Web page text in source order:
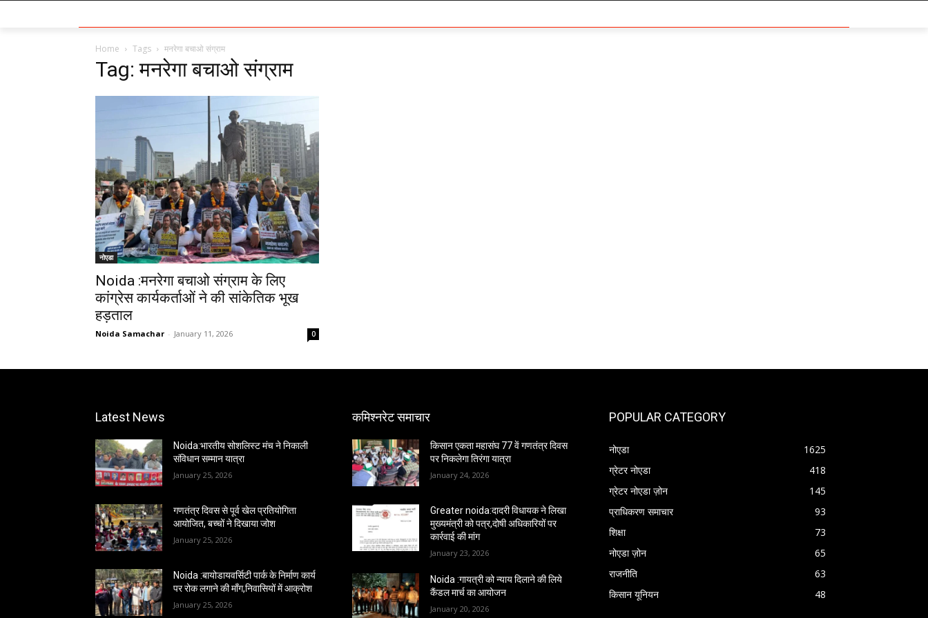
Home Tags मनरेगा बचाओ संग्राम
Tag: मनरेगा बचाओ संग्राम
नोएडा
Noida :मनरेगा बचाओ संग्राम के लिए
कांग्रेस कार्यकर्ताओं ने की सांकेतिक भूख
हड़ताल
Noida Samachar - January 11, 2026 0
Latest News
Noida:भारतीय सोशलिस्ट मंच ने निकाली
संविधान सम्मान यात्रा
January 25, 2026
गणतंत्र दिवस से पूर्व खेल प्रतियोगिता
आयोजित, बच्चों ने दिखाया जोश
January 25, 2026
Noida :बायोडायवर्सिटी पार्क के निर्माण कार्य
पर रोक लगाने की माँग,निवासियों में आक्रोश
January 25, 2026
कमिश्नरेट समाचार
किसान एकता महासंघ 77 वें गणतंत्र दिवस
पर निकलेगा तिरंगा यात्रा
January 24, 2026
Greater noida:दादरी विधायक ने लिखा
मुख्यमंत्री को पत्र,दोषी अधिकारियों पर
कार्रवाई की मांग
January 23, 2026
Noida :गायत्री को न्याय दिलाने की लिये
कैंडल मार्च का आयोजन
January 20, 2026
POPULAR CATEGORY
नोएडा
1625
ग्रेटर नोएडा
418
ग्रेटर नोएडा ज़ोन
145
प्राधिकरण समाचार
93
शिक्षा
73
नोएडा ज़ोन
65
राजनीति
63
किसान यूनियन
48